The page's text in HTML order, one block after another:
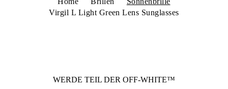
Virgil L Light Green Lens Sunglasses
WERDE TEIL DER OFF-WHITE™